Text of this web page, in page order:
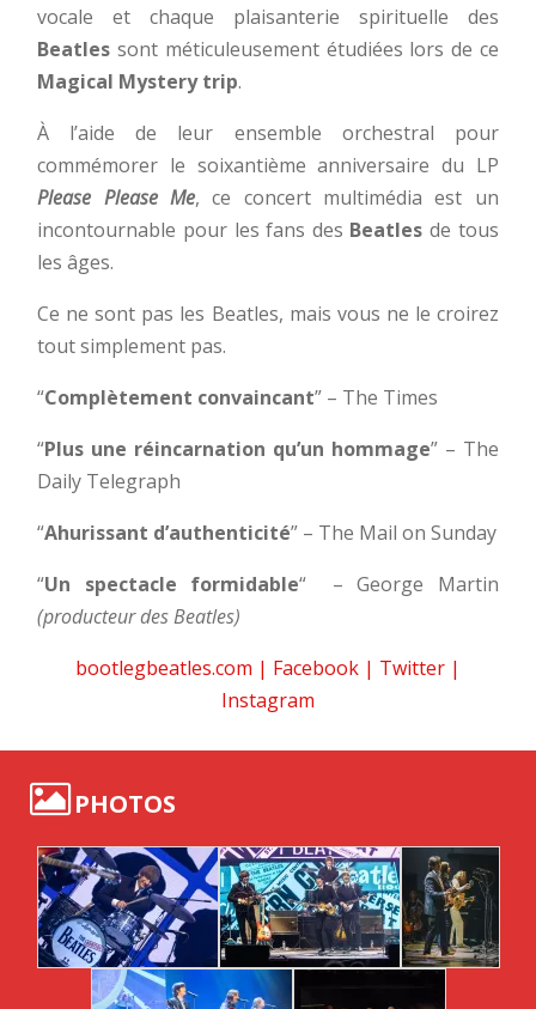
vocale et chaque plaisanterie spirituelle des
Beatles sont méticuleusement étudiées lors de ce
Magical Mystery trip.
À l’aide de leur ensemble orchestral pour
commémorer le soixantième anniversaire du LP
Please Please Me, ce concert multimédia est un
incontournable pour les fans des Beatles de tous
les âges.
Ce ne sont pas les Beatles, mais vous ne le croirez
tout simplement pas.
“Complètement convaincant” – The Times
“Plus une réincarnation qu’un hommage” – The
Daily Telegraph
“Ahurissant d’authenticité” – The Mail on Sunday
“Un spectacle formidable“
– George Martin
(producteur des Beatles)
bootlegbeatles.com | Facebook | Twitter |
Instagram
PHOTOS